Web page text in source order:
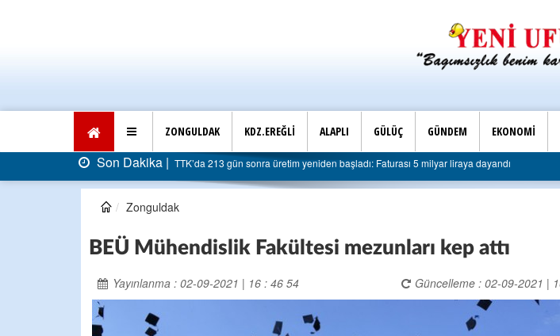
ZONGULDAK KDZ.EREĞLİ ALAPLI GÜLÜÇ GÜNDEM EKONOMİ
yeniden başladı: Faturası 5 milyar liraya dayandı Son Dakika | AK Parti Ereğli İlçe Başkanlığı’ndan belediyeye
Zonguldak
BEÜ Mühendislik Fakültesi mezunları kep attı
Yayınlanma : 02-09-2021 | 16 : 46 54 Güncelleme : 02-09-2021 |